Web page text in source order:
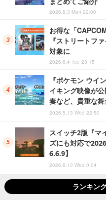
2026.8.3 Mon 22:00
お得な「
『ストリートフ
対象に
2026.8.4 Tue 23:15
『ポケモン ウイ
イキング映像が
奏など、貴重な
2026.5.13 Wed 22:50
スイッチ2版『マ
ズにも対応で
6.6.9】
2026.6.10 Wed 0:04
ランキン